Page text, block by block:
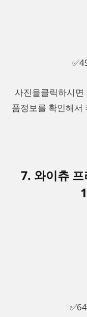
사진을클릭하시면
품정보를 확인해서
7. 와이츄